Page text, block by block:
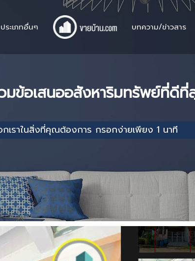
ประเภทอื่นๆ บทความ/ข่าวสาร
มข้อเสนออสังหาริมทรัพย์ที่ดีที่
กเราในสิ่งที่คุณต้องการ กรอกง่ายเพียง 1 นาที